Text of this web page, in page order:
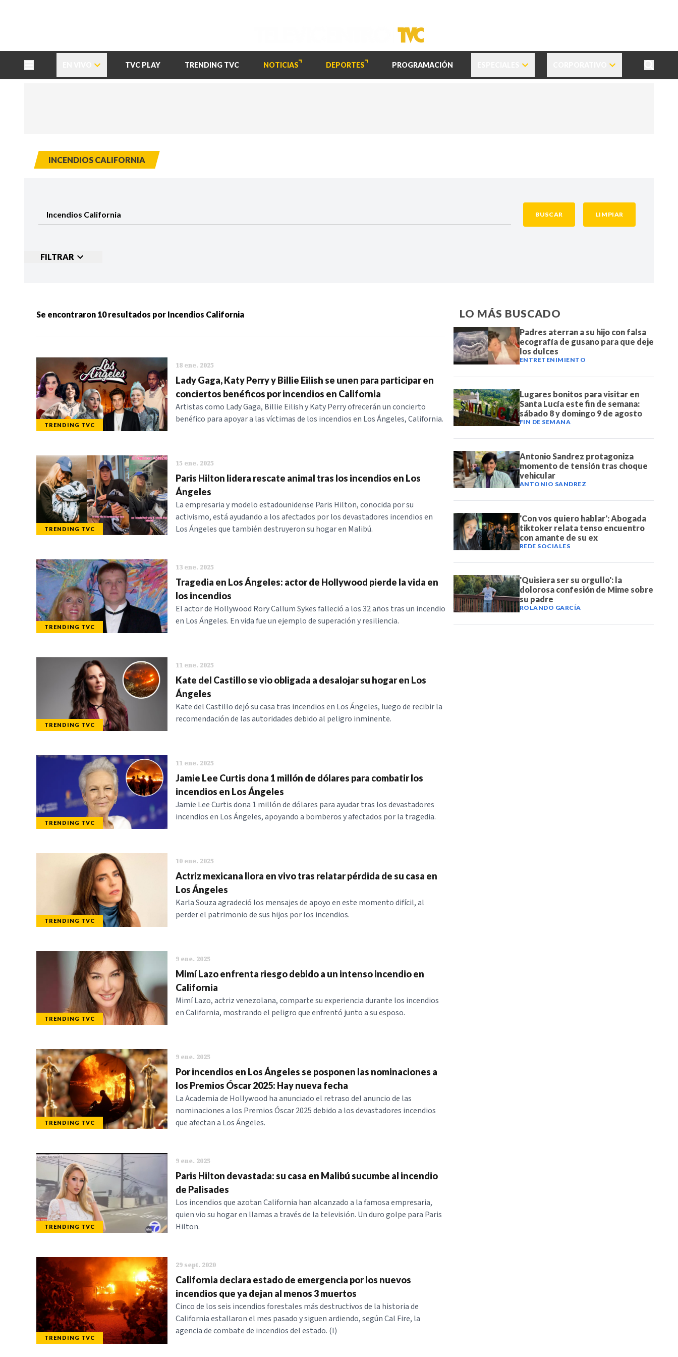
TVC PLAY TRENDING TVC NOTICIAS DEPORTES PROGRAMACIÓN
INCENDIOS CALIFORNIA
BUSCAR LIMPIAR
FILTRAR
Categorias: NOTICIAS SERIES
Se encontraron 10 resultados por Incendios California
TRENDING TVC
18 ene. 2025
Lady Gaga, Katy Perry y Billie Eilish se unen para participar en
conciertos benéficos por incendios en California
Artistas como Lady Gaga, Billie Eilish y Katy Perry ofrecerán un concierto
benéfico para apoyar a las víctimas de los incendios en Los Ángeles, California.
TRENDING TVC
15 ene. 2025
Paris Hilton lidera rescate animal tras los incendios en Los
Ángeles
La empresaria y modelo estadounidense Paris Hilton, conocida por su
activismo, está ayudando a los afectados por los devastadores incendios en
Los Ángeles que también destruyeron su hogar en Malibú.
TRENDING TVC
13 ene. 2025
Tragedia en Los Ángeles: actor de Hollywood pierde la vida en
los incendios
El actor de Hollywood Rory Callum Sykes falleció a los 32 años tras un incendio
en Los Ángeles. En vida fue un ejemplo de superación y resiliencia.
TRENDING TVC
11 ene. 2025
Kate del Castillo se vio obligada a desalojar su hogar en Los
Ángeles
Kate del Castillo dejó su casa tras incendios en Los Ángeles, luego de recibir la
recomendación de las autoridades debido al peligro inminente.
TRENDING TVC
11 ene. 2025
Jamie Lee Curtis dona 1 millón de dólares para combatir los
incendios en Los Ángeles
Jamie Lee Curtis dona 1 millón de dólares para ayudar tras los devastadores
incendios en Los Ángeles, apoyando a bomberos y afectados por la tragedia.
TRENDING TVC
10 ene. 2025
Actriz mexicana llora en vivo tras relatar pérdida de su casa en
Los Ángeles
Karla Souza agradeció los mensajes de apoyo en este momento difícil, al
perder el patrimonio de sus hijos por los incendios.
TRENDING TVC
9 ene. 2025
Mimí Lazo enfrenta riesgo debido a un intenso incendio en
California
Mimí Lazo, actriz venezolana, comparte su experiencia durante los incendios
en California, mostrando el peligro que enfrentó junto a su esposo.
TRENDING TVC
9 ene. 2025
Por incendios en Los Ángeles se posponen las nominaciones a
los Premios Óscar 2025: Hay nueva fecha
La Academia de Hollywood ha anunciado el retraso del anuncio de las
nominaciones a los Premios Óscar 2025 debido a los devastadores incendios
que afectan a Los Ángeles.
TRENDING TVC
9 ene. 2025
Paris Hilton devastada: su casa en Malibú sucumbe al incendio
de Palisades
Los incendios que azotan California han alcanzado a la famosa empresaria,
quien vio su hogar en llamas a través de la televisión. Un duro golpe para Paris
Hilton.
TRENDING TVC
29 sept. 2020
California declara estado de emergencia por los nuevos
incendios que ya dejan al menos 3 muertos
Cinco de los seis incendios forestales más destructivos de la historia de
California estallaron el mes pasado y siguen ardiendo, según Cal Fire, la
agencia de combate de incendios del estado. (I)
LO MÁS BUSCADO
Padres aterran a su hijo con falsa
ecografía de gusano para que deje
los dulces
ENTRETENIMIENTO
Lugares bonitos para visitar en
Santa Lucía este fin de semana:
sábado 8 y domingo 9 de agosto
FIN DE SEMANA
Antonio Sandrez protagoniza
momento de tensión tras choque
vehicular
ANTONIO SANDREZ
'Con vos quiero hablar': Abogada
tiktoker relata tenso encuentro
con amante de su ex
REDE SOCIALES
'Quisiera ser su orgullo': la
dolorosa confesión de Mime sobre
su padre
ROLANDO GARCÍA